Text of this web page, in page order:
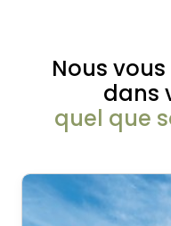
Nous
dans
quel que